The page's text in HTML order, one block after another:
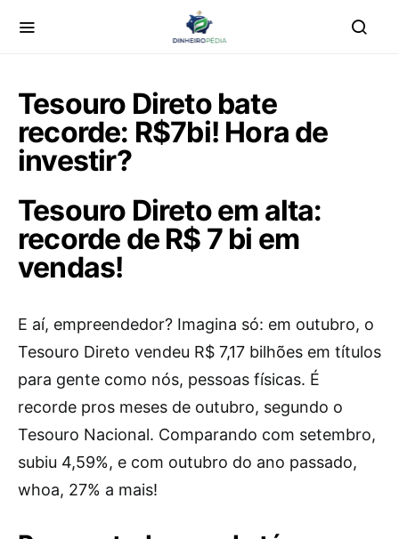
Tesouro Direto bate
recorde: R$7bi! Hora de
investir?
Tesouro Direto em alta:
recorde de R$ 7 bi em
vendas!
E aí, empreendedor? Imagina só: em outubro, o
Tesouro Direto vendeu R$ 7,17 bilhões em títulos
para gente como nós, pessoas físicas. É
recorde pros meses de outubro, segundo o
Tesouro Nacional. Comparando com setembro,
subiu 4,59%, e com outubro do ano passado,
whoa, 27% a mais!